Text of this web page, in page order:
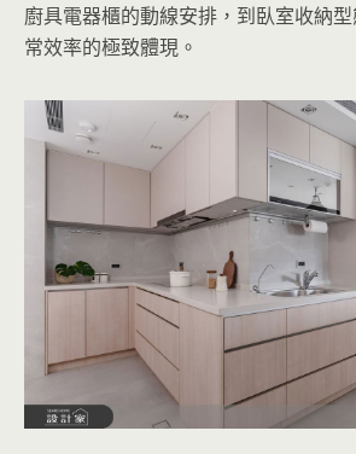
廚具電器櫃的動線安排，到臥室收納
常效率的極致體現。